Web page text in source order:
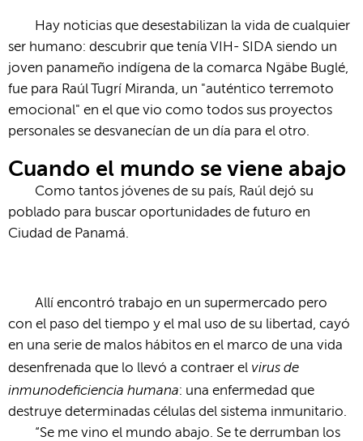
Hay noticias que desestabilizan la vida de cualquier
ser humano: descubrir que tenía VIH- SIDA siendo un
joven panameño indígena de la comarca Ngäbe Buglé,
fue para Raúl Tugrí Miranda, un "auténtico terremoto
emocional" en el que vio como todos sus proyectos
personales se desvanecían de un día para el otro.
Cuando el mundo se viene abajo
Como tantos jóvenes de su país, Raúl dejó su
poblado para buscar oportunidades de futuro en
Ciudad de Panamá.
Allí encontró trabajo en un supermercado pero
con el paso del tiempo y el mal uso de su libertad, cayó
en una serie de malos hábitos en el marco de una vida
desenfrenada que lo llevó a contraer el virus de
inmunodeficiencia humana: una enfermedad que
destruye determinadas células del sistema inmunitario.
“Se me vino el mundo abajo. Se te derrumban los